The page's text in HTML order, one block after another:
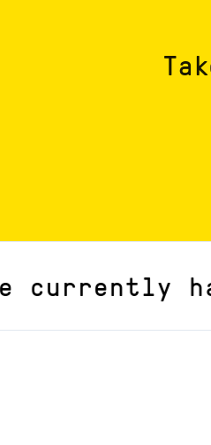
have